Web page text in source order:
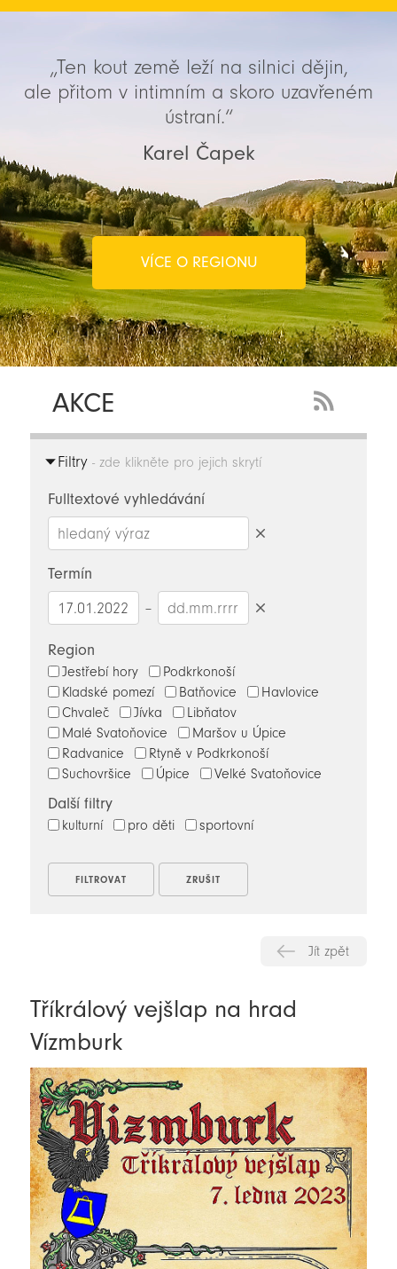
„Ten kout země leží na silnici dějin,
ale přitom v intimním a skoro uzavřeném
ústraní.“
Karel Čapek
VÍCE O REGIONU
AKCE
Feed
Filtry- zde klikněte pro jejich skrytí
Fulltextové vyhledávání
Termín
–
Region
Jestřebí hory
Podkrkonoší
Kladské pomezí
Batňovice
Havlovice
Chvaleč
Jívka
Libňatov
Malé Svatoňovice
Maršov u Úpice
Radvanice
Rtyně v Podkrkonoší
Suchovršice
Úpice Velké Svatoňovice
Další filtry
kulturní pro děti sportovní
Jít zpět
Tříkrálový vejšlap na hrad
Vízmburk